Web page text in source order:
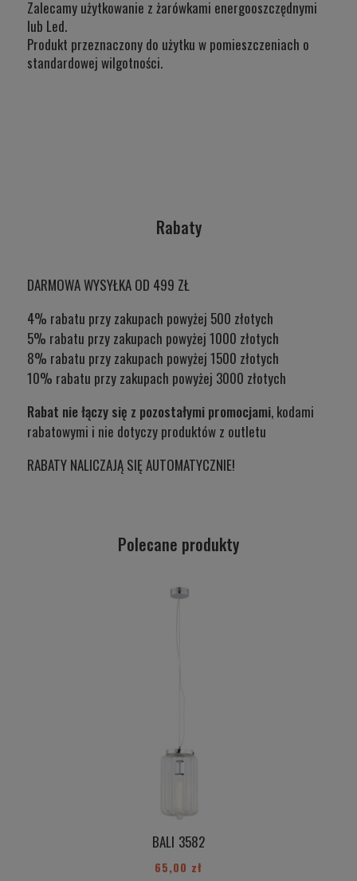
Zalecamy użytkowanie z żarówkami energooszczędnymi
lub Led.
Produkt przeznaczony do użytku w pomieszczeniach o
standardowej wilgotności.
Rabaty
DARMOWA WYSYŁKA OD 499 ZŁ
4% rabatu przy zakupach powyżej 500 złotych
5% rabatu przy zakupach powyżej 1000 złotych
8% rabatu przy zakupach powyżej 1500 złotych
10% rabatu przy zakupach powyżej 3000 złotych
Rabat nie łączy się z pozostałymi promocjami, kodami
rabatowymi i nie dotyczy produktów z outletu
RABATY NALICZAJĄ SIĘ AUTOMATYCZNIE!
Polecane produkty
BALI 3582
65,00 zł